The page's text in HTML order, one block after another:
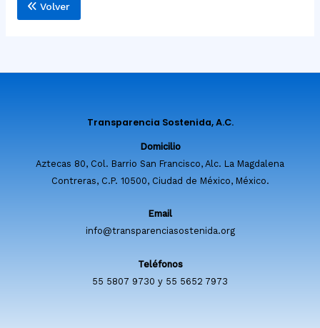
Volver
Transparencia Sostenida, A.C.
Domicilio
Aztecas 80, Col. Barrio San Francisco, Alc. La Magdalena
Contreras, C.P. 10500, Ciudad de México, México.
Email
info@transparenciasostenida.org
Teléfonos
55 5807 9730 y 55 5652 7973